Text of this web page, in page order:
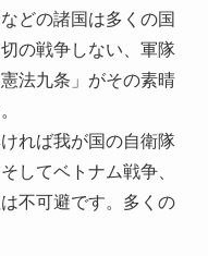
どの諸国は多くの国
の戦争しない、軍隊
法九条」がその素晴
れば我が国の自衛隊
してベトナム戦争、
不可避です。多くの